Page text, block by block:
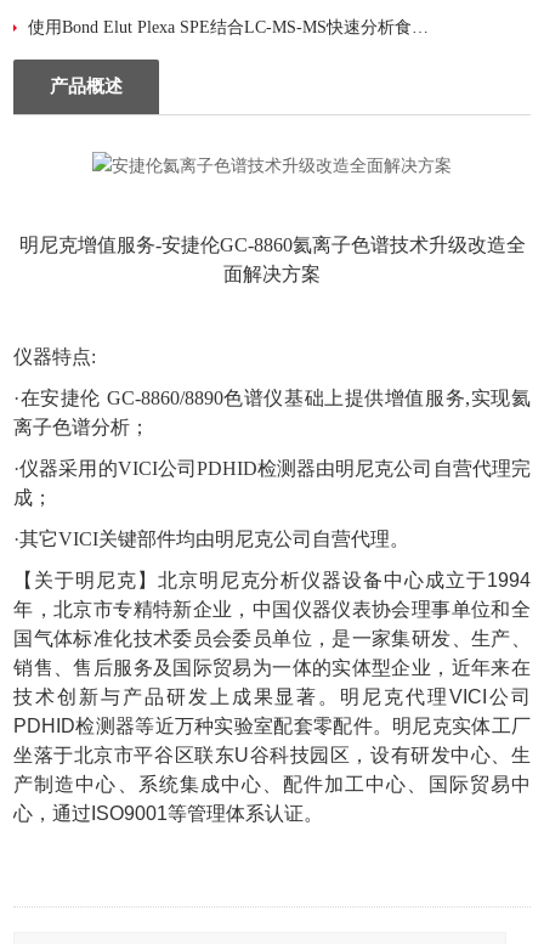
使用Bond Elut Plexa SPE结合LC-MS-MS快速分析食品中的氨基甲酸酯类农药残留
产品概述
明尼克增值服务-安捷伦GC-8860氦离子色谱技术升级改造全
面解决方案
仪器特点:
·在安捷伦 GC-8860/8890色谱仪基础上提供增值服务,实现氦
离子色谱分析 ；
·仪器采用的VICI公司 PDHID检测器由明尼克公司自营代理完
成；
·其它VICI关键部件均由明尼克公司自营代理。
【关于明尼克】北京明尼克分析仪器设备中心成立于1994
年，北京市专精特新企业，中国仪器仪表协会理事单位和全
国气体标准化技术委员会委员单位，是一家集研发、生产、
销售、售后服务及国际贸易为一体的实体型企业，近年来在
技术创新与产品研发上成果显著。明尼克代理VICI公司
PDHID检测器等近万种实验室配套零配件。明尼克实体工厂
坐落于北京市平谷区联东U谷科技园区，设有研发中心、生
产制造中心、系统集成中心、配件加工中心、国际贸易中
心，通过ISO9001等管理体系认证。